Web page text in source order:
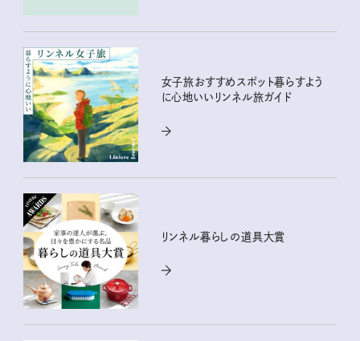
女子旅おすすめスポット暮らすよう
に心地いいリンネル旅ガイド
リンネル暮らしの道具大賞